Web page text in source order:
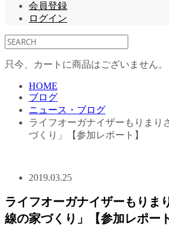
会員登録
ログイン
只今、カートに商品はございません。
HOME
ブログ
ニュース・ブログ
ライフオーガナイザーもりまり
づくり」【参加レポート】
2019.03.25
ライフオーガナイザーもりま
線の家づくり」【参加レポー